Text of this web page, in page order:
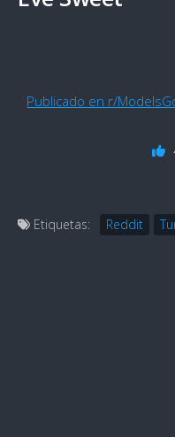
Publicado en r/
Etiquetas: Reddit